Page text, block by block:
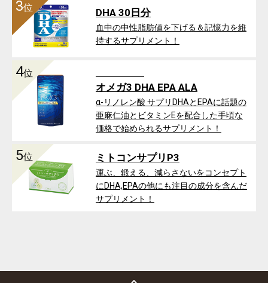
3位 DHA 30日分
血中の中性脂肪値を下げる＆記憶力を維
持するサプリメント！
4位
オメガ3 DHA EPA ALA
α-リノレン酸 サプリDHAとEPAに話題の
亜麻仁油とビタミンEを配合した手頃な
価格で始められるサプリメント！
5位 ミトコンサプリP3
運ぶ、鍛える、減らさないをコンセプト
にDHA,EPAの他にも注目の成分を含んだ
サプリメント！